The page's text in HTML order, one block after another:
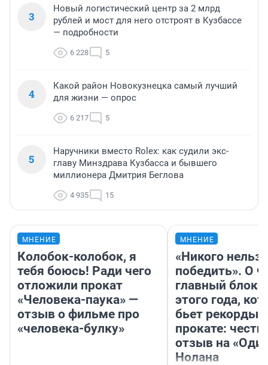
3
Новый логистический центр за 2 млрд
рублей и мост для него отстроят в Кузбассе
— подробности
6 228 5
4
Какой район Новокузнецка самый лучший
для жизни — опрос
6 217 5
5
Наручники вместо Rolex: как судили экс-
главу Минздрава Кузбасса и бывшего
миллионера Дмитрия Беглова
4 935 15
МНЕНИЕ
Колобок-колобок, я
тебя боюсь! Ради чего
отложили прокат
«Человека-паука» —
отзыв о фильме про
«человека-булку»
МНЕНИЕ
«Никого нельзя
победить». О
главный
этого года,
бьет рекорды в
прокате:
отзыв на
Нолана